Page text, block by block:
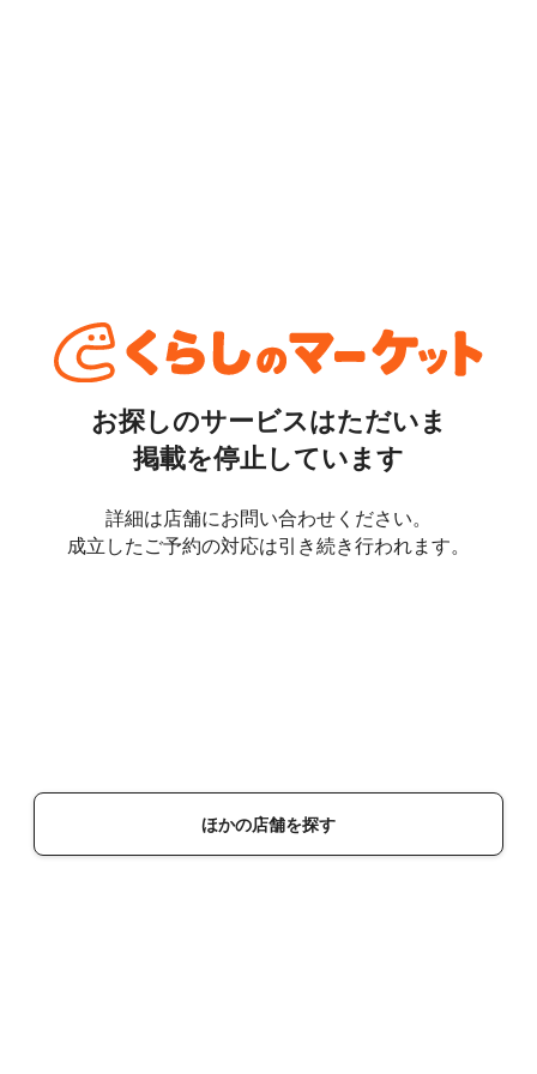
お探しのサービスはただいま
掲載を停止しています
詳細は店舗にお問い合わせください。
成立したご予約の対応は引き続き行われます。
ほかの店舗を探す